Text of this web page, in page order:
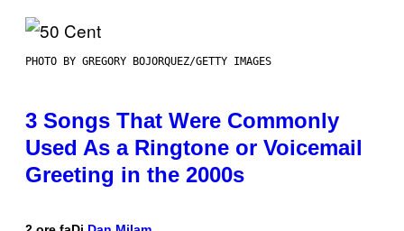
PHOTO BY GREGORY BOJORQUEZ/GETTY IMAGES
3 Songs That Were Commonly
Used As a Ringtone or Voicemail
Greeting in the 2000s